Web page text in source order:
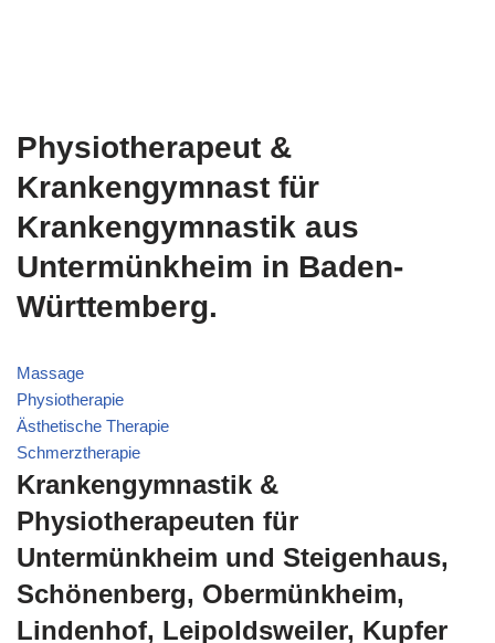
Physiotherapeut &
Krankengymnast für
Krankengymnastik aus
Untermünkheim in Baden-
Württemberg.
Massage
Physiotherapie
Ästhetische Therapie
Schmerztherapie
Krankengymnastik &
Physiotherapeuten für
Untermünkheim und Steigenhaus,
Schönenberg, Obermünkheim,
Lindenhof, Leipoldsweiler, Kupfer